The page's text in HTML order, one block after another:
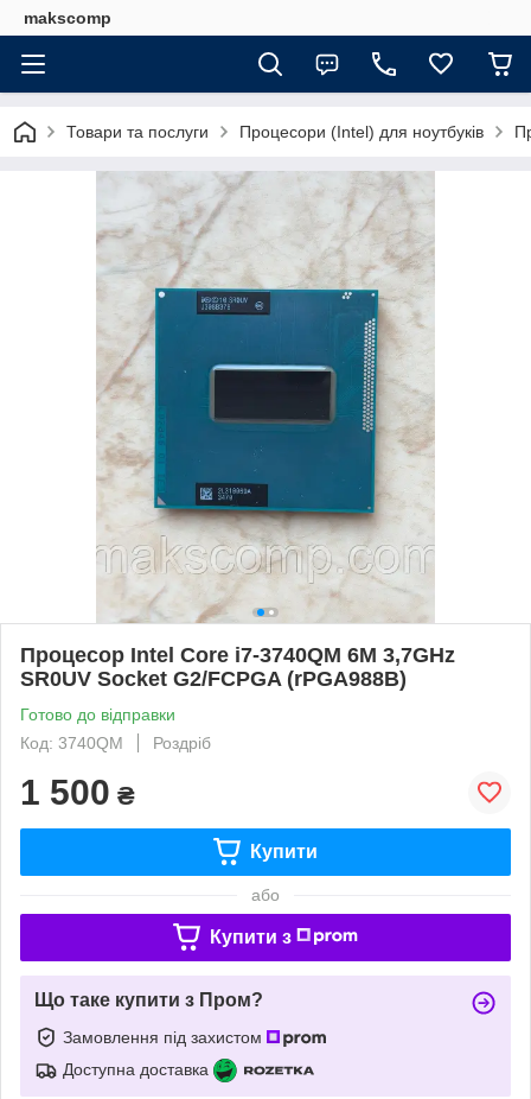
makscomp
Товари та послуги Процесори (Intel) для ноутбуків
Процесор Intel Core i7-3740QM 6M 3,7GHz
SR0UV Socket G2/FCPGA (rPGA988B)
Готово до відправки
Код: 3740QM
Роздріб
1 500 ₴
Купити
або
Купити з
Що таке купити з Пром?
Замовлення під захистом
Доступна доставка